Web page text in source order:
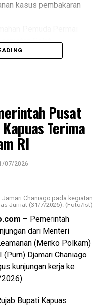
kecamatan pemerintah
0
kasus pembakaran
Selat.
kamar barak tempat
ditangani
Kapuas/Polda
2026.
nekat itu dipicu
kekasihnya Rah
akan membakar kamar
datang ke lokasi dan
Namun usai kembali dari
Dunia ia kembali
terlibat cekcok dengan
Pusat
Terima
RI
07/2026
Jamari Chaniago pada kegiatan
Jumat (31/7/2026). (Foto/Ist)
– Pemerintah
dari Menteri
(Menko Polkam)
Djamari Chaniago
kunjungan kerja ke
Bupati Kapuas